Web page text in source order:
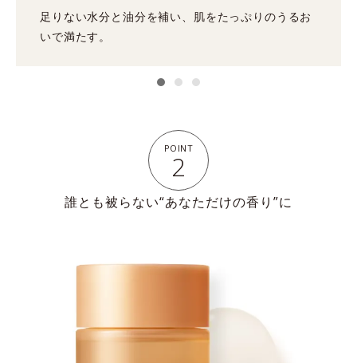
足りない水分と油分を補い、肌をたっぷりのうるお
いで満たす。
POINT
2
誰とも被らない“あなただけの香り”に